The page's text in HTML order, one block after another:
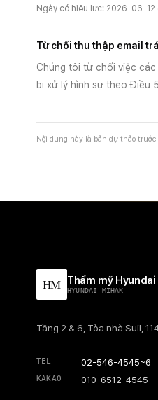
Ngày có hiệu lực: 2026-06-12
Từ chối thu thập email
Chúng tôi từ chối việc
bị xử lý hình sự theo Điều
Nội dung này là bản dự thảo
HM Thẩm mỹ Hyundai
HYUNDAI MIHAK
Tầng 2 & 6, Tòa nhà Suil,
TEL 02-546-4545~6
KAKAO 010-6512-4545